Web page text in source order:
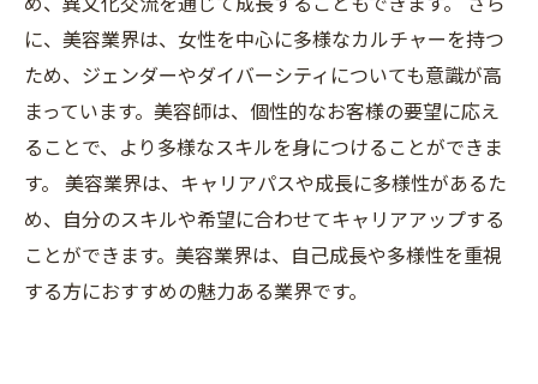
に、美容業界は、女性を中心に多様なカルチャーを持つ
ため、ジェンダーやダイバーシティについても意識が高
まっています。美容師は、個性的なお客様の要望に応え
ることで、より多様なスキルを身につけることができま
す。 美容業界は、キャリアパスや成長に多様性があるた
め、自分のスキルや希望に合わせてキャリアアップする
ことができます。美容業界は、自己成長や多様性を重視
する方におすすめの魅力ある業界です。